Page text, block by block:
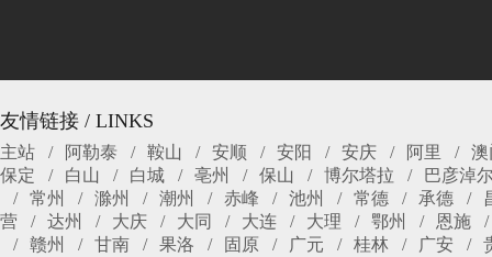
友情链接 / LINKS
主站 阿勒泰 鞍山 安顺 安阳 安庆 阿里
澳
保定
白山 白城 亳州 保山 博尔塔拉
巴彦淖
常州
滁州 潮州 赤峰 池州 常德 承德
营
达州 大庆 大同 大连 大理 鄂州
恩施
赣州
甘南 果洛 固原 广元 桂林 广安